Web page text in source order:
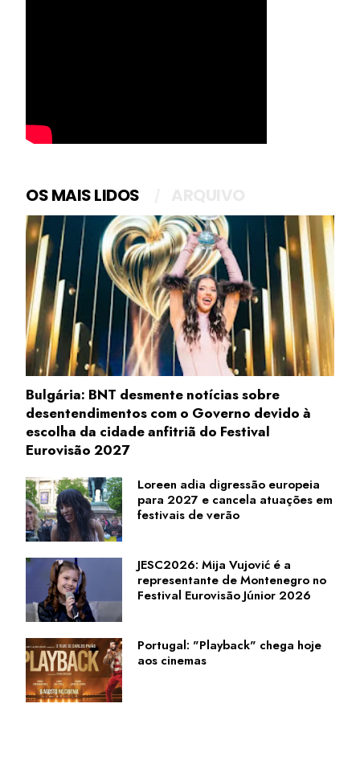
OS MAIS LIDOS
Bulgária: BNT desmente notícias sobre
desentendimentos com o Governo devido à
escolha da cidade anfitriã do Festival
Eurovisão 2027
Loreen adia digressão europeia
para 2027 e cancela atuações em
festivais de verão
JESC2026: Mija Vujović é a
representante de Montenegro no
Festival Eurovisão Júnior 2026
Portugal: "Playback" chega hoje
aos cinemas